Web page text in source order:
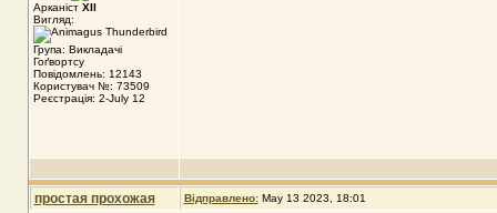
Арканіст XII
Вигляд:
Група: Викладачі
Гоґвортсу
Повідомлень: 12143
Користувач №: 73509
Реєстрація: 2-July 12
простая прохожая Відправлено: May 13 2023, 18:01